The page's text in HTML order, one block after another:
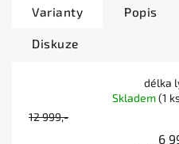
Varianty Popis
Diskuze
délka
Skladem(1
12 999,-
6